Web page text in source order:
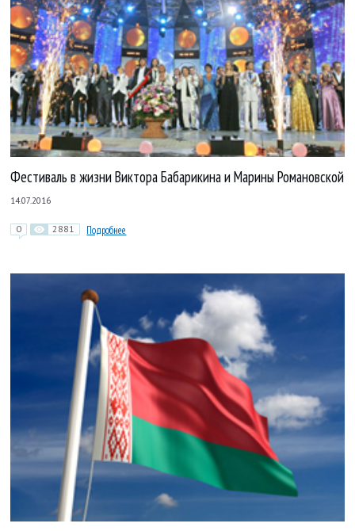
Фестиваль в жизни Виктора Бабарикина и Марины Романовской
14.07.2016
0 2881 Подробнее